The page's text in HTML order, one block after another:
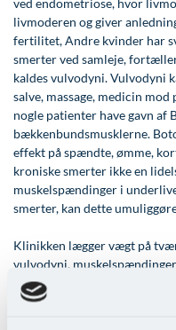
ved endometriose, hvor
livmoderen og giver
fertilitet, Andre kvinder har
smerter ved samleje,
kaldes vulvodyni. Vulvodyni
salve, massage, medicin
nogle patienter have gavn af
bækkenbundsmusklerne.
effekt på spændte, ømme,
kroniske smerter ikke en
muskelspændinger i
smerter, kan dette
Klinikken lægger vægt på
vulvodyni,
underlivsrelaterede smerter.
behandlet af erfarne